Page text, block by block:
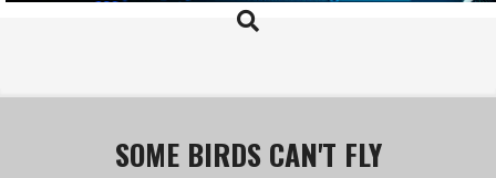
Search
SOME BIRDS CAN'T FLY